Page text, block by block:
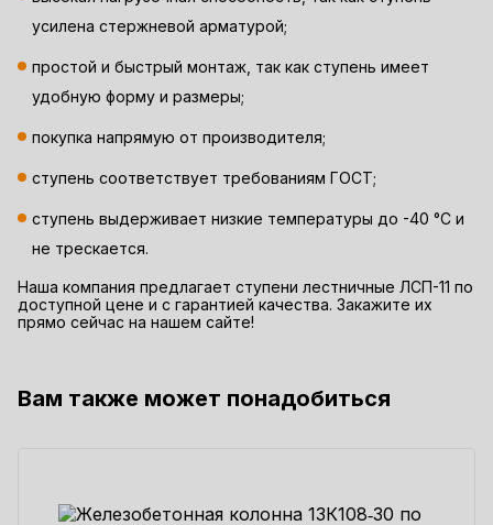
усилена стержневой арматурой;
простой и быстрый монтаж, так как ступень имеет
удобную форму и размеры;
покупка напрямую от производителя;
ступень соответствует требованиям ГОСТ;
ступень выдерживает низкие температуры до -40 °C и
не трескается.
Наша компания предлагает ступени лестничные ЛСП-11 по
доступной цене и с гарантией качества. Закажите их
прямо сейчас на нашем сайте!
Вам также может понадобиться